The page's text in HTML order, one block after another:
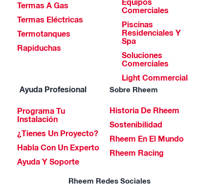
Termas A Gas
Termas Eléctricas
Termotanques
Rapiduchas
Equipos
Comerciales
Piscinas
Residenciales Y
Spa
Soluciones
Comerciales
Light Commercial
Ayuda Profesional
Programa Tu
Instalación
¿Tienes Un Proyecto?
Habla Con Un Experto
Ayuda Y Soporte
Sobre Rheem
Historia De Rheem
Sostenibilidad
Rheem En El Mundo
Rheem Racing
Rheem Redes Sociales